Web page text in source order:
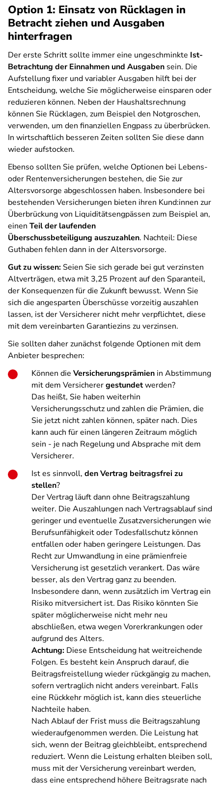
Option 1: Einsatz von Rücklagen in
Betracht ziehen und Ausgaben
hinterfragen
Der erste Schritt sollte immer eine ungeschminkte Ist-
Betrachtung der Einnahmen und Ausgaben sein. Die
Aufstellung fixer und variabler Ausgaben hilft bei der
Entscheidung, welche Sie möglicherweise einsparen oder
reduzieren können. Neben der Haushaltsrechnung
können Sie Rücklagen, zum Beispiel den Notgroschen,
verwenden, um den finanziellen Engpass zu überbrücken.
In wirtschaftlich besseren Zeiten sollten Sie diese dann
wieder aufstocken.
Ebenso sollten Sie prüfen, welche Optionen bei Lebens-
oder Rentenversicherungen bestehen, die Sie zur
Altersvorsorge abgeschlossen haben. Insbesondere bei
bestehenden Versicherungen bieten ihren Kund:innen zur
Überbrückung von Liquiditätsengpässen zum Beispiel an,
einen Teil der laufenden
Überschussbeteiligung auszuzahlen. Nachteil: Diese
Guthaben fehlen dann in der Altersvorsorge.
Gut zu wissen: Seien Sie sich gerade bei gut verzinsten
Altverträgen, etwa mit 3,25 Prozent auf den Sparanteil,
der Konsequenzen für die Zukunft bewusst. Wenn Sie
sich die angesparten Überschüsse vorzeitig auszahlen
lassen, ist der Versicherer nicht mehr verpflichtet, diese
mit dem vereinbarten Garantiezins zu verzinsen.
Sie sollten daher zunächst folgende Optionen mit dem
Anbieter besprechen:
Können die Versicherungsprämien in Abstimmung
mit dem Versicherergestundetwerden?
Das heißt, Sie haben weiterhin
Versicherungsschutz und zahlen die Prämien, die
Sie jetzt nicht zahlen können, später nach. Dies
kann auch für einen längeren Zeitraum möglich
sein - je nach Regelung und Absprache mit dem
Versicherer.
Ist es sinnvoll, den Vertrag beitragsfrei zu
stellen?
Der Vertrag läuft dann ohne Beitragszahlung
weiter. Die Auszahlungen nach Vertragsablauf sind
geringer und eventuelle Zusatzversicherungen wie
Berufsunfähigkeit oder Todesfallschutz können
entfallen oder haben geringere Leistungen. Das
Recht zur Umwandlung in eine prämienfreie
Versicherung ist gesetzlich verankert. Das wäre
besser, als den Vertrag ganz zu beenden.
Insbesondere dann, wenn zusätzlich im Vertrag ein
Risiko mitversichert ist. Das Risiko könnten Sie
später möglicherweise nicht mehr neu
abschließen, etwa wegen Vorerkrankungen oder
aufgrund des Alters.
Achtung: Diese Entscheidung hat weitreichende
Folgen. Es besteht kein Anspruch darauf, die
Beitragsfreistellung wieder rückgängig zu machen,
sofern vertraglich nicht anders vereinbart. Falls
eine Rückkehr möglich ist, kann dies steuerliche
Nachteile haben.
Nach Ablauf der Frist muss die Beitragszahlung
wiederaufgenommen werden. Die Leistung hat
sich, wenn der Beitrag gleichbleibt, entsprechend
reduziert. Wenn die Leistung erhalten bleiben soll,
muss mit der Versicherung vereinbart werden,
dass eine entsprechend höhere Beitragsrate nach